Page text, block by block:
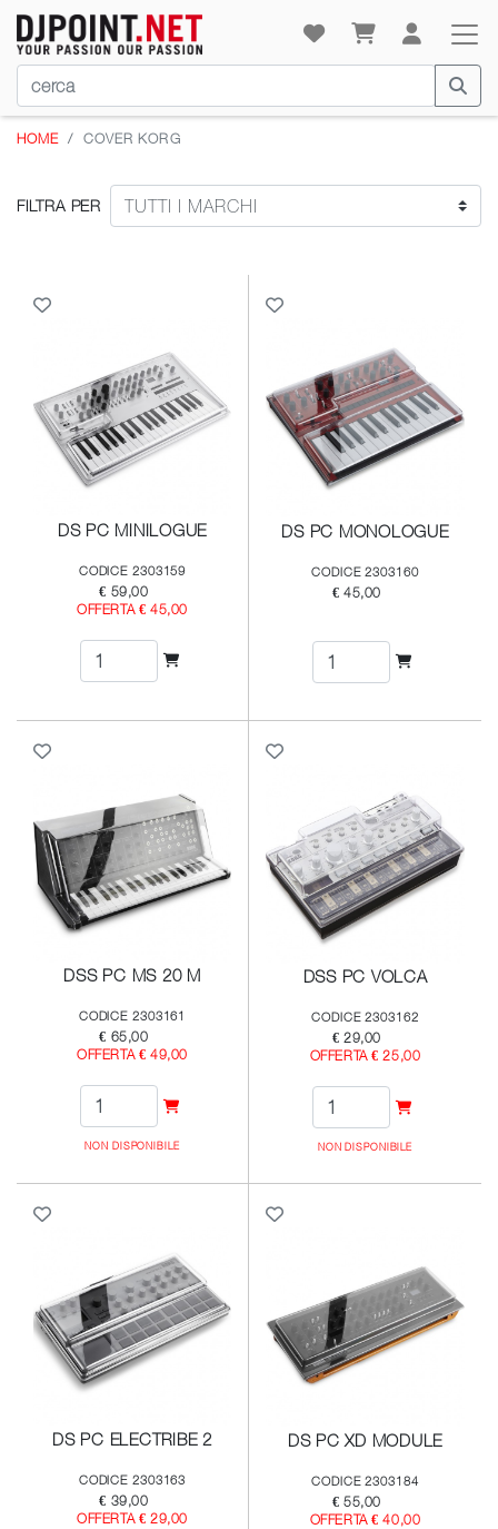
HOME COVER KORG
FILTRA PER
DS PC MINILOGUE
CODICE 2303159
€ 59,00
OFFERTA € 45,00
DS PC MONOLOGUE
CODICE 2303160
€ 45,00
DSS PC MS 20 M
CODICE 2303161
€ 65,00
OFFERTA € 49,00
NON DISPONIBILE
DSS PC VOLCA
CODICE 2303162
€ 29,00
OFFERTA € 25,00
NON DISPONIBILE
DS PC ELECTRIBE 2
CODICE 2303163
€ 39,00
OFFERTA € 29,00
DS PC XD MODULE
CODICE 2303184
€ 55,00
OFFERTA € 40,00